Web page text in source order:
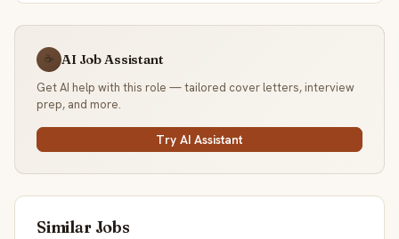
☕ AI Job Assistant
Get AI help with this role — tailored cover letters, interview
prep, and more.
Try AI Assistant
Similar Jobs